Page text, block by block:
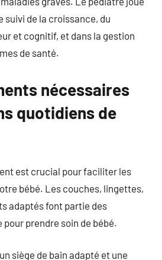
suivi de la croissance, du
et cognitif, et dans la gestion
de santé.
nécessaires
quotidiens de
est crucial pour faciliter les
bébé. Les couches, lingettes,
adaptés font partie des
prendre soin de bébé.
siège de bain adapté et une